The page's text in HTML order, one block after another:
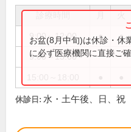
9:00～12:00 ● ●
9:00～13:00
お盆(8月中旬)は休診・休
に必ず医療機関に直接ご
休診日: 水・土午後、日、祝